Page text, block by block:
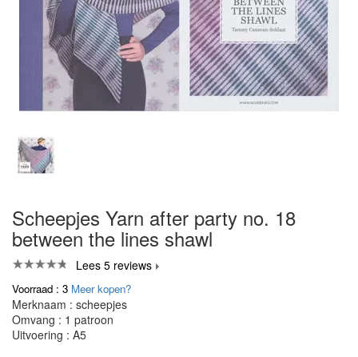
Scheepjes Yarn after party no. 18
between the lines shawl
Lees 5 reviews
Voorraad : 3 Meer kopen?
Merknaam : scheepjes
Omvang : 1 patroon
Uitvoering : A5